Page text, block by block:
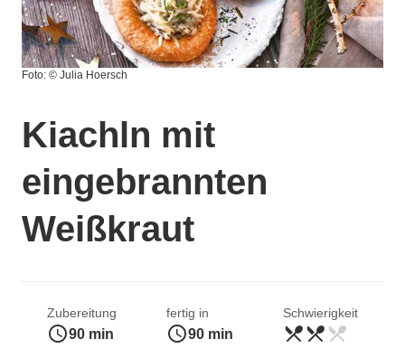
Foto: © Julia Hoersch
Kiachln mit
eingebrannten
Weißkraut
Zubereitung
access_time90 min
fertig in
access_time90 min
Schwierigkeit
mittel
restaurant_menurestaurant_menu restaurant_menu